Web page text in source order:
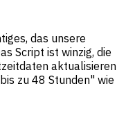
das unsere
Script ist winzig, die
aktualisieren
zu 48 Stunden" wie